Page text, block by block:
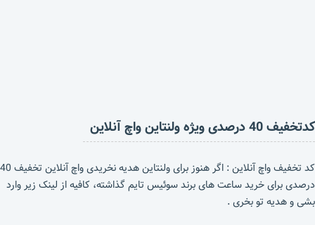
کدتخفیف 40 درصدی ویژه ولنتاین واچ آنلاین
کد تخفیف واچ آنلاین : اگر هنوز برای ولنتاین هدیه نخریدی واچ آنلاین تخفیف 40
درصدی برای خرید ساعت های برند سوئیس تایم گذاشته، کافیه از لینک زیر وارد
بشی و هدیه تو بخری .